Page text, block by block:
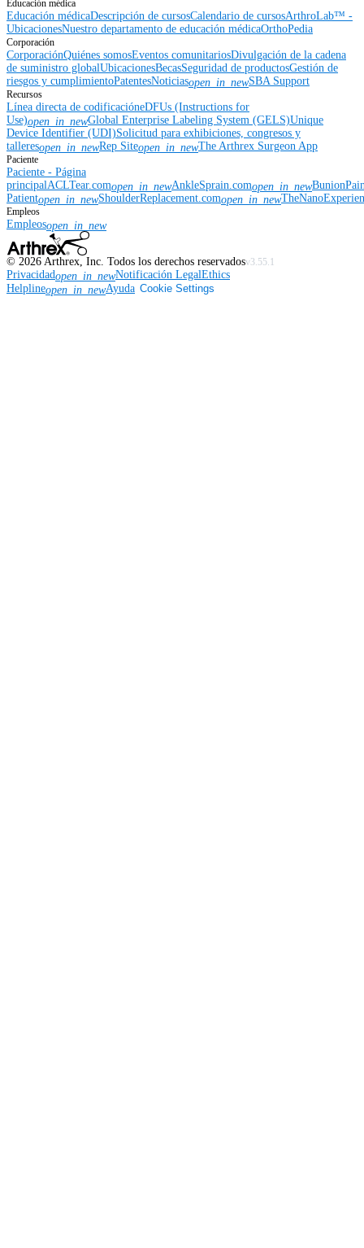
Educación médica
Educación médicaDescripción de cursosCalendario de cursosArthroLab™ -
UbicacionesNuestro departamento de educación médicaOrthoPedia
Corporación
CorporaciónQuiénes somosEventos comunitariosDivulgación de la cadena
de suministro globalUbicacionesBecasSeguridad de productosGestión de
riesgos y cumplimientoPatentesNoticiasopen_in_newSBA Support
Recursos
Línea directa de codificacióneDFUs (Instructions for
Use)open_in_newGlobal Enterprise Labeling System (GELS)Unique
Device Identifier (UDI)Solicitud para exhibiciones, congresos y
talleresopen_in_newRep Siteopen_in_newThe Arthrex Surgeon App
Paciente
Paciente - Página
principalACLTear.comopen_in_newAnkleSprain.comopen_in_new
Patientopen_in_newShoulderReplacement.comopen_in_new
Empleos
Empleosopen_in_new
© 2026 Arthrex, Inc. Todos los derechos reservadosv3.55.1
Privacidadopen_in_newNotificación LegalEthics
Helplineopen_in_newAyuda Cookie Settings